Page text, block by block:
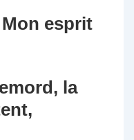
esprit
la